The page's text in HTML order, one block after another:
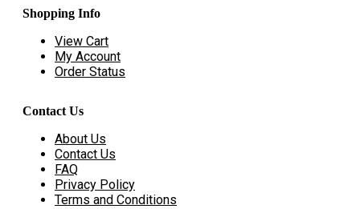
Shopping Info
View Cart
My Account
Order Status
Contact Us
About Us
Contact Us
FAQ
Privacy Policy
Terms and Conditions